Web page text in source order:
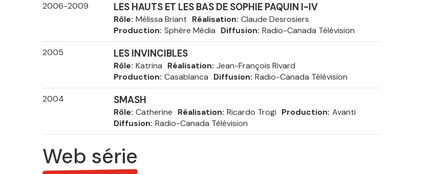
2006-2009 LES HAUTS ET LES BAS DE SOPHIE PAQUIN I-IV
Rôle Mélissa Briant Réalisation Claude Desrosiers
Production Sphère Média Diffusion Radio-Canada Télévision
2005 LES INVINCIBLES
Rôle Katrina Réalisation Jean-François Rivard
Production Casablanca Diffusion Radio-Canada Télévision
2004 SMASH
Rôle Catherine Réalisation Ricardo Trogi Production Avanti
Diffusion Radio-Canada Télévision
Web série